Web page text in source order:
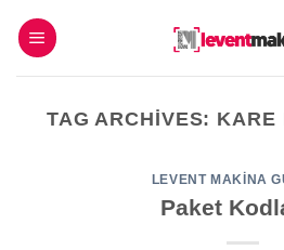
İçeriğe
atla
TAG ARCHIVES: KARE
LEVENT MAKINA
Paket